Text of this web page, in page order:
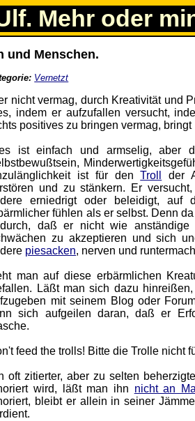
Mehr oder
und Menschen.
Vernetzt
nicht vermag, durch Kreativität und
indem er aufzufallen versucht,
positives zu bringen vermag,
ist einfach und armselig, aber
ist für denTroll
der
und zu stänkern. Er
erniedrigt oder beleidigt,
fühlen als er selbst. Denn
daß er nicht wie
zu akzeptieren und sich
piesacken, nerven und
man auf diese erbärmlichen
Läßt man sich dazu
mit seinem Blog oder
sich aufgeilen daran, daß er
feed the trolls! Bitte die Trolle nicht
oft zitierter, aber zu selten
wird, läßt man ihn nicht an
bleibt er allein in seiner